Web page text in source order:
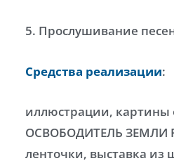
5. Прослушивание
Средства реализации:
иллюстрации,
ОСВОБОДИТЕЛЬ ЗЕМЛИ
ленточки, выставка из